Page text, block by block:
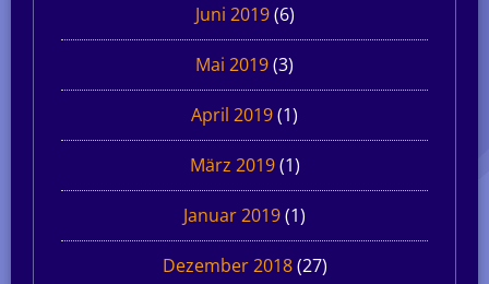
Juni 2019(6)
Mai 2019(3)
April 2019(1)
März 2019(1)
Januar 2019(1)
Dezember 2018(27)